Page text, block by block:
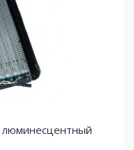
люминесцентный